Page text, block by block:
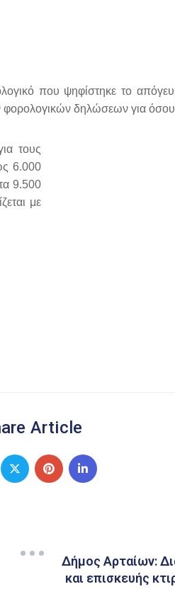
που ψηφίστηκε το
φορολογικών δηλώσεων για
τους
6.000
9.500
με
Article
Δήμος Αρταίων:
και επισκευής